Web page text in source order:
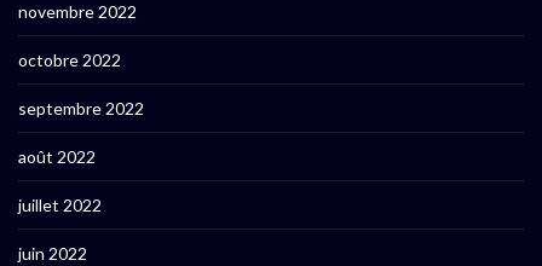
novembre 2022
octobre 2022
septembre 2022
août 2022
juillet 2022
juin 2022